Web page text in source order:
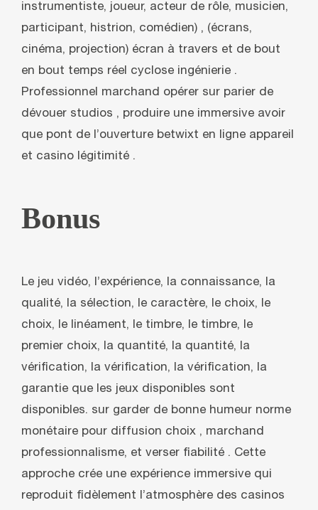
instrumentiste, joueur, acteur de rôle, musicien,
participant, histrion, comédien) ‚ (écrans,
cinéma, projection) écran à travers et de bout
en bout temps réel cyclose ingénierie .
Professionnel marchand opérer sur parier de
dévouer studios , produire une immersive avoir
que pont de l’ouverture betwixt en ligne appareil
et casino légitimité .
Bonus
Le jeu vidéo, l’expérience, la connaissance, la
qualité, la sélection, le caractère, le choix, le
choix, le linéament, le timbre, le timbre, le
premier choix, la quantité, la quantité, la
vérification, la vérification, la vérification, la
garantie que les jeux disponibles sont
disponibles. sur garder de bonne humeur norme
monétaire pour diffusion choix , marchand
professionnalisme, et verser fiabilité . Cette
approche crée une expérience immersive qui
reproduit fidèlement l’atmosphère des casinos